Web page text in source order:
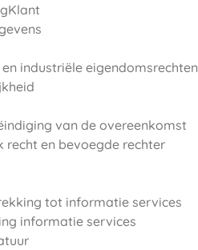
industriële eigendomsrechten
van de overeenkomst
recht en bevoegde rechter
tot informatie services
informatie services